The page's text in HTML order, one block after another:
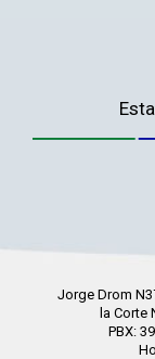
Jorge Drom
la Corte
PBX: